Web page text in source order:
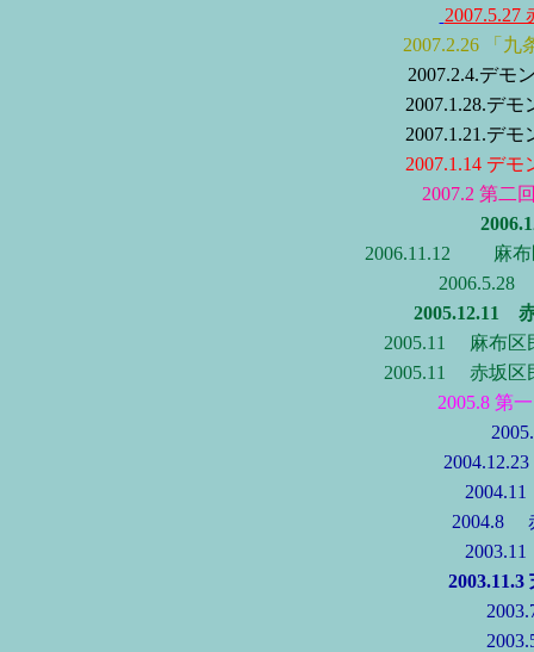
2007.5.27
2007.2.26 「
2007.2.4.デモ
2007.1.28.デ
2007.1.21.デ
2007.1.14 デ
2007.2 第二
2006.11.12
麻
2006.5.28
2005.12.11
2005.11 麻布区
2005.11 赤坂区
2005.8 第
2004.8